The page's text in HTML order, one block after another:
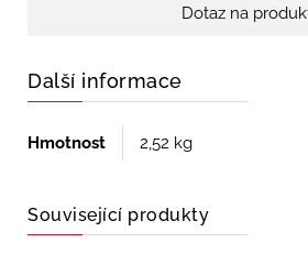
Dotaz na
Další informace
Hmotnost 2,52 kg
Související produkty